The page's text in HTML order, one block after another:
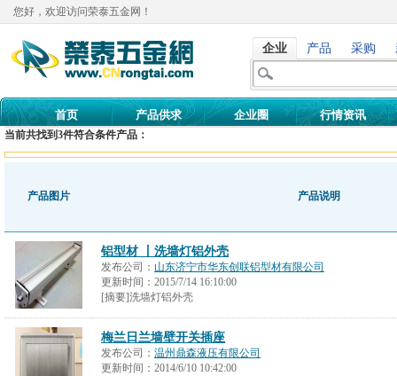
您好，欢迎访问荣泰五金网！
企业 产品 采购
首页 产品供求 企业圈 行情资讯
当前共找到3件符合条件产品：
产品图片 产品说明
铝型材 丨洗墙灯铝外壳
发布公司： 山东济宁市华东创联铝型材有限公司
更新时间： 2015/7/14 16:10:00
[摘要]洗墙灯铝外壳
梅兰日兰墙壁开关插座
发布公司： 温州鼎森液压有限公司
更新时间： 2014/6/10 10:42:00